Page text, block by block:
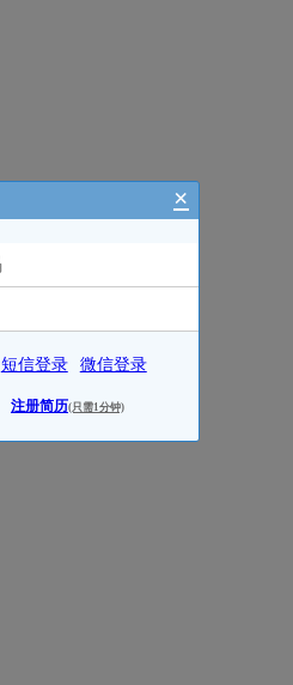
×
短信登录 微信登录
注册简历(只需1分钟)